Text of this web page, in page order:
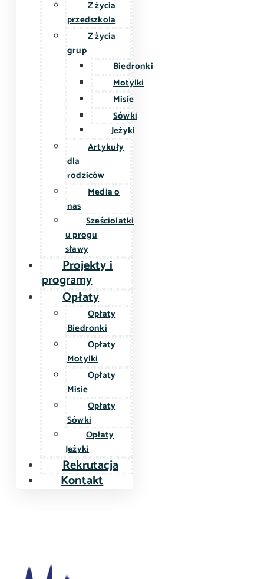
Z życia
przedszkola
Z życia
grup
Biedronki
Motylki
Misie
Sówki
Jeżyki
Artykuły
dla
rodziców
Media o
nas
Sześciolatki
u progu
sławy
Projekty i
programy
Opłaty
Opłaty
Biedronki
Opłaty
Motylki
Opłaty
Misie
Opłaty
Sówki
Opłaty
Jeżyki
Rekrutacja
Kontakt